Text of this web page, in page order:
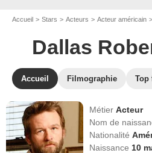
Accueil Stars Acteurs Acteur américain
Dallas
Accueil Filmographie Top
MétierActeur
Nom de
Nationalité
Naissance 10